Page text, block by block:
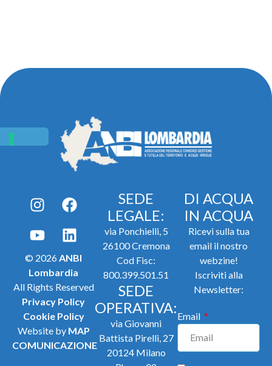
© 2026ANBI
Lombardia
All Rights Reserved
Privacy Policy
Cookie Policy
Website by MAP
COMUNICAZIONE
SEDE
LEGALE:
via Ponchielli, 5
26100 Cremona
Cod Fisc:
800.399.501.51
SEDE
OPERATIVA:
via Giovanni
Battista Pirelli, 27
20124 Milano
DI ACQUA
IN ACQUA
Ricevi sulla tua
email il nostro
webzine!
Iscriviti alla
Newsletter:
Email